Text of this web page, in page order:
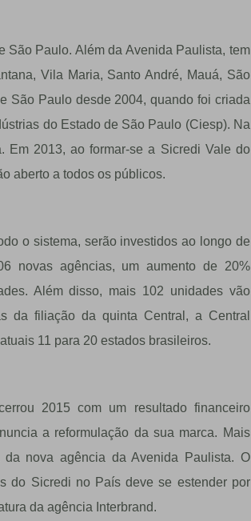
São Paulo. Além da Avenida Paulista, tem
Vila Maria, Santo André, Mauá, São
São Paulo desde 2004, quando foi criada
do Estado de São Paulo (Ciesp). Na
Em 2013, ao formar-se a Sicredi Vale do
aberto a todos os públicos.
o sistema, serão investidos ao longo de
novas agências, um aumento de 20%
Além disso, mais 102 unidades vão
da filiação da quinta Central, a Central
11 para 20 estados brasileiros.
2015 com um resultado financeiro
a reformulação da sua marca. Mais
nova agência da Avenida Paulista. O
do Sicredi no País deve se estender por
da agência Interbrand.